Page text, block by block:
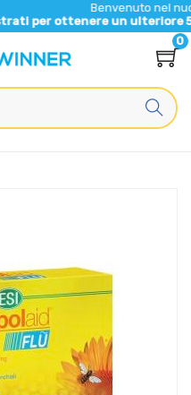
Benvenuto nel nuovo sito di
un ulteriore 5% di
0